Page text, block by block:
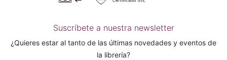
Suscríbete a nuestra newsletter
¿Quieres estar al tanto de las últimas novedades y eventos de
la librería?